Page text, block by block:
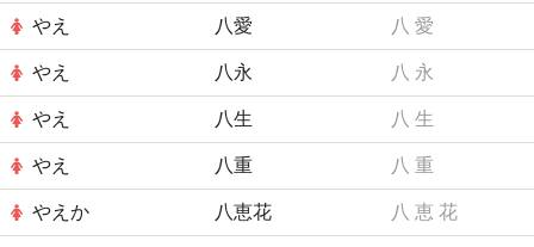
やえ 八愛 八 愛
やえ 八永 八 永
やえ 八生 八 生
やえ 八重 八 重
やえか 八恵花 八 恵 花